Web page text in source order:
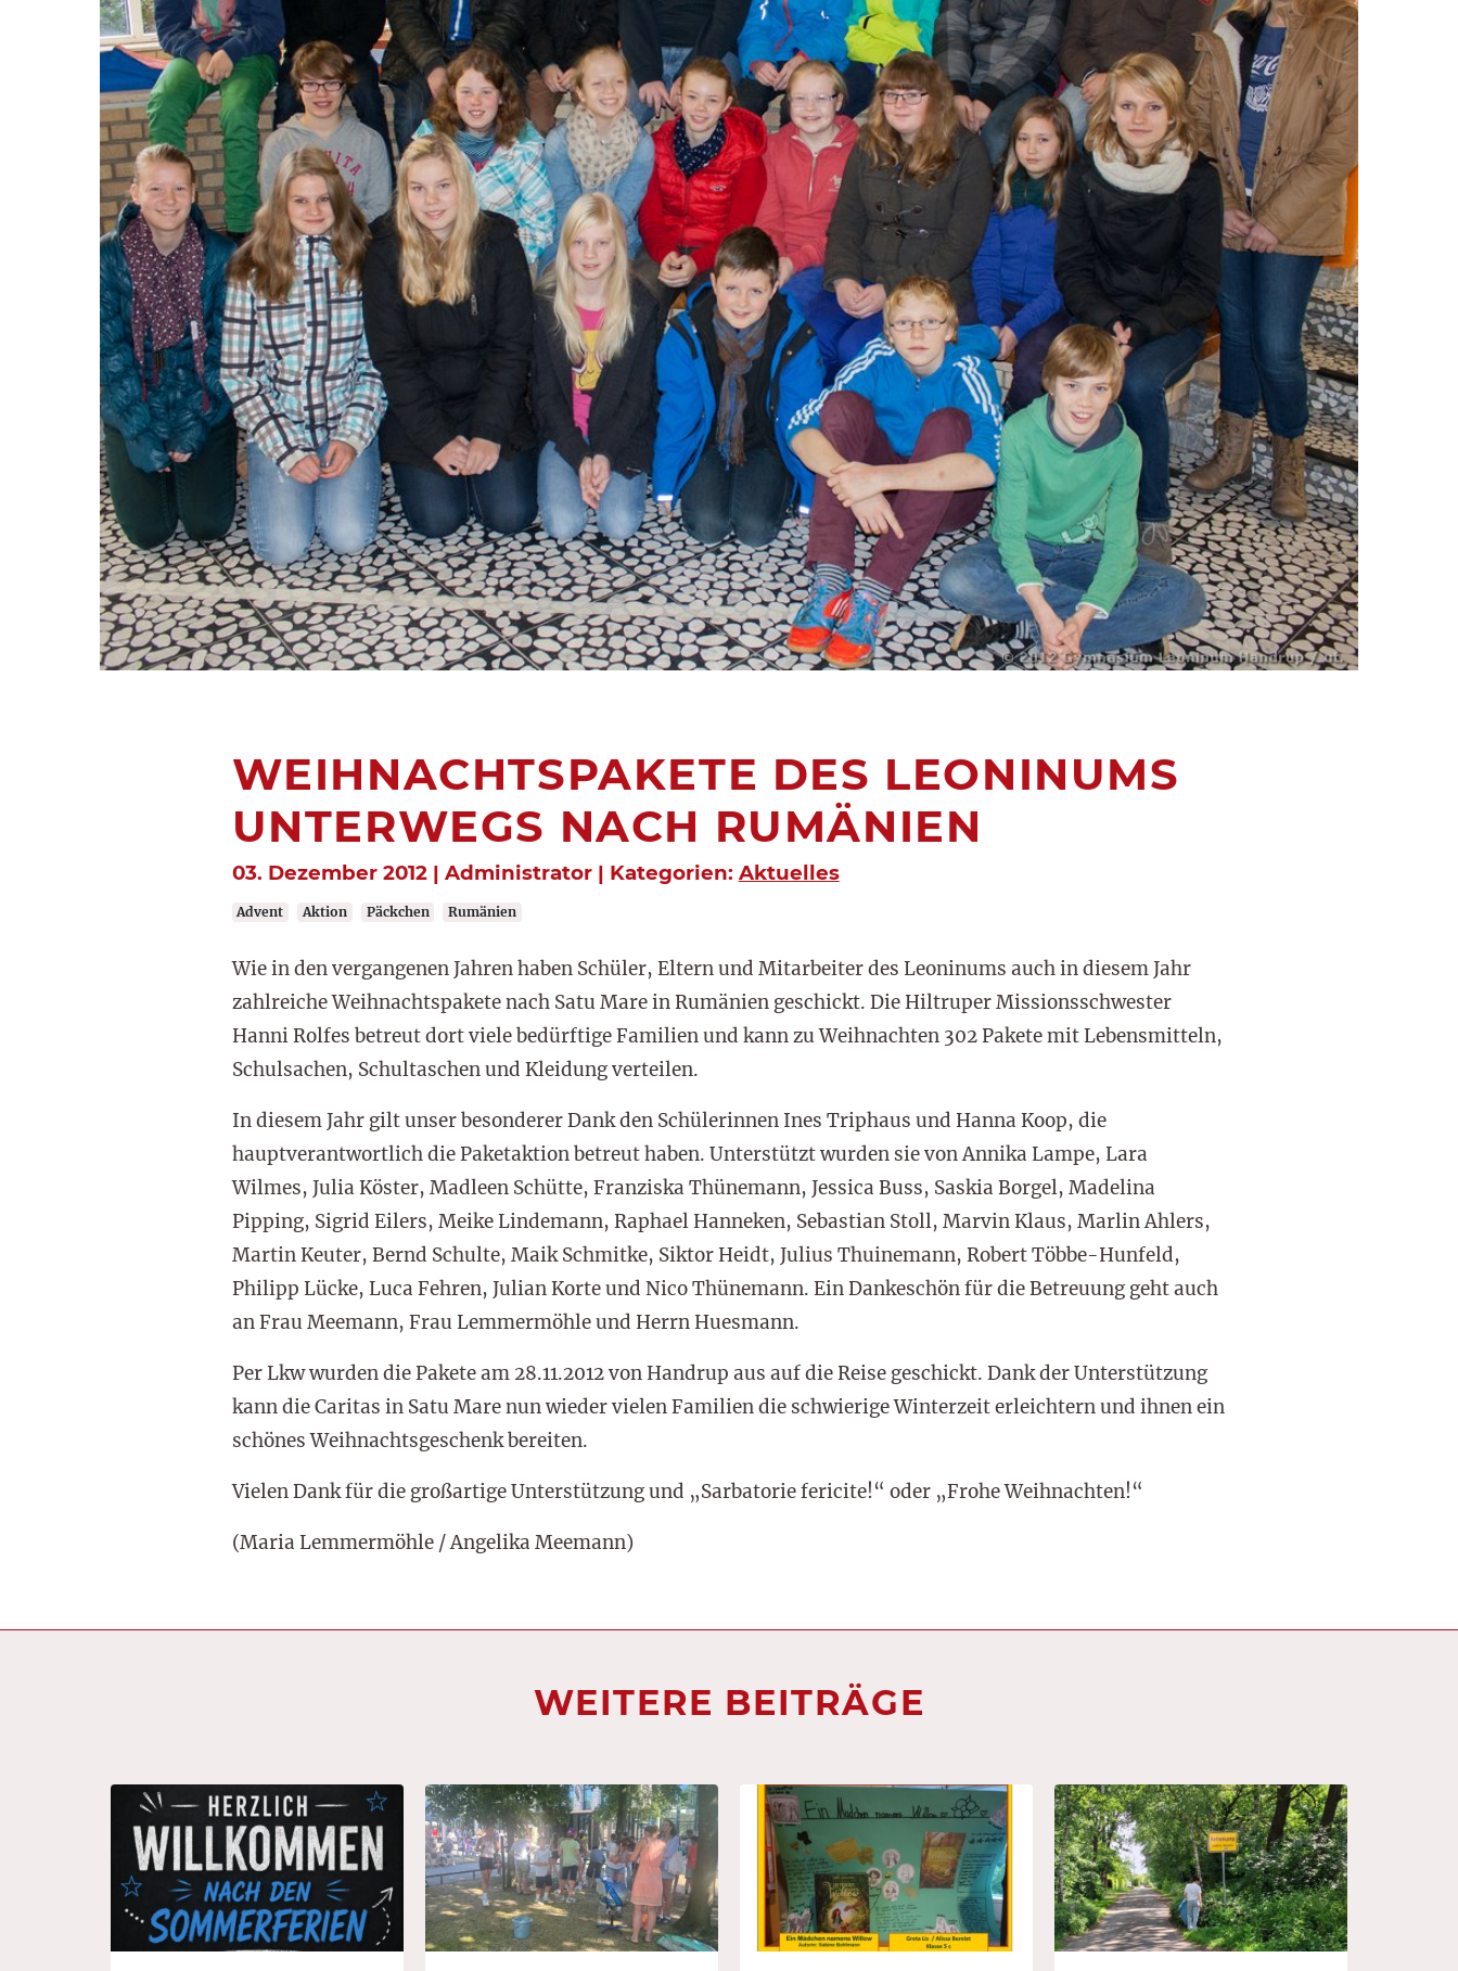
WEIHNACHTSPAKETE DES LEONINUMS
UNTERWEGS NACH RUMÄNIEN
03. Dezember 2012 | Administrator | Kategorien: Aktuelles
Advent Aktion Päckchen Rumänien
Wie in den vergangenen Jahren haben Schüler, Eltern und Mitarbeiter des Leoninums auch in diesem Jahr
zahlreiche Weihnachtspakete nach Satu Mare in Rumänien geschickt. Die Hiltruper Missionsschwester
Hanni Rolfes betreut dort viele bedürftige Familien und kann zu Weihnachten 302 Pakete mit Lebensmitteln,
Schulsachen, Schultaschen und Kleidung verteilen.
In diesem Jahr gilt unser besonderer Dank den Schülerinnen Ines Triphaus und Hanna Koop, die
hauptverantwortlich die Paketaktion betreut haben. Unterstützt wurden sie von Annika Lampe, Lara
Wilmes, Julia Köster, Madleen Schütte, Franziska Thünemann, Jessica Buss, Saskia Borgel, Madelina
Pipping, Sigrid Eilers, Meike Lindemann, Raphael Hanneken, Sebastian Stoll, Marvin Klaus, Marlin Ahlers,
Martin Keuter, Bernd Schulte, Maik Schmitke, Siktor Heidt, Julius Thuinemann, Robert Többe-Hunfeld,
Philipp Lücke, Luca Fehren, Julian Korte und Nico Thünemann. Ein Dankeschön für die Betreuung geht auch
an Frau Meemann, Frau Lemmermöhle und Herrn Huesmann.
Per Lkw wurden die Pakete am 28.11.2012 von Handrup aus auf die Reise geschickt. Dank der Unterstützung
kann die Caritas in Satu Mare nun wieder vielen Familien die schwierige Winterzeit erleichtern und ihnen ein
schönes Weihnachtsgeschenk bereiten.
Vielen Dank für die großartige Unterstützung und „Sarbatorie fericite!“ oder „Frohe Weihnachten!“
(Maria Lemmermöhle / Angelika Meemann)
WEITERE BEITRÄGE